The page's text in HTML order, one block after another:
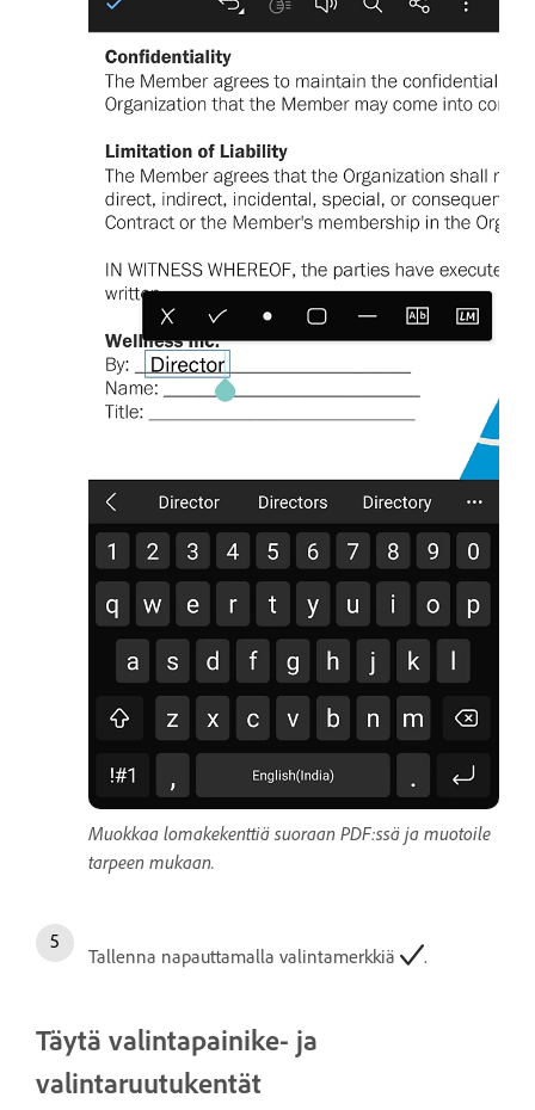
Muokkaa lomakekenttiä suoraan PDF:ssä ja muotoile
tarpeen mukaan.
Tallenna napauttamalla valintamerkkiä .
Täytä valintapainike- ja
valintaruutukentät